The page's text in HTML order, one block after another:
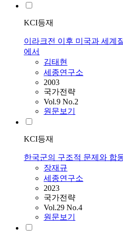
KCI등재
이라크전 이후 미국과 세계
에서
김태현
세종연구소
2003
국가전략
Vol.9 No.2
원문보기
KCI등재
한국군의 구조적 문제와 합
장재규
세종연구소
2023
국가전략
Vol.29 No.4
원문보기